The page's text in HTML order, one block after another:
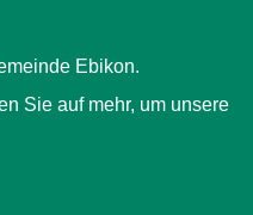
Ebikon.
Sie auf mehr, um unsere